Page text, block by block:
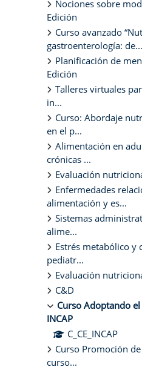
Nociones sobre
Edición
Curso avanzado
gastroenterología: de...
Planificación de
Edición
Talleres virtuales
in...
Curso: Abordaje
en el p...
Alimentación en
crónicas ...
Evaluación
Enfermedades
alimentación y es...
Sistemas
alime...
Estrés metabólico y
pediatr...
Evaluación
C&D
Curso Adoptando
INCAP
C_CE_INCAP
Curso Promoción
curso...